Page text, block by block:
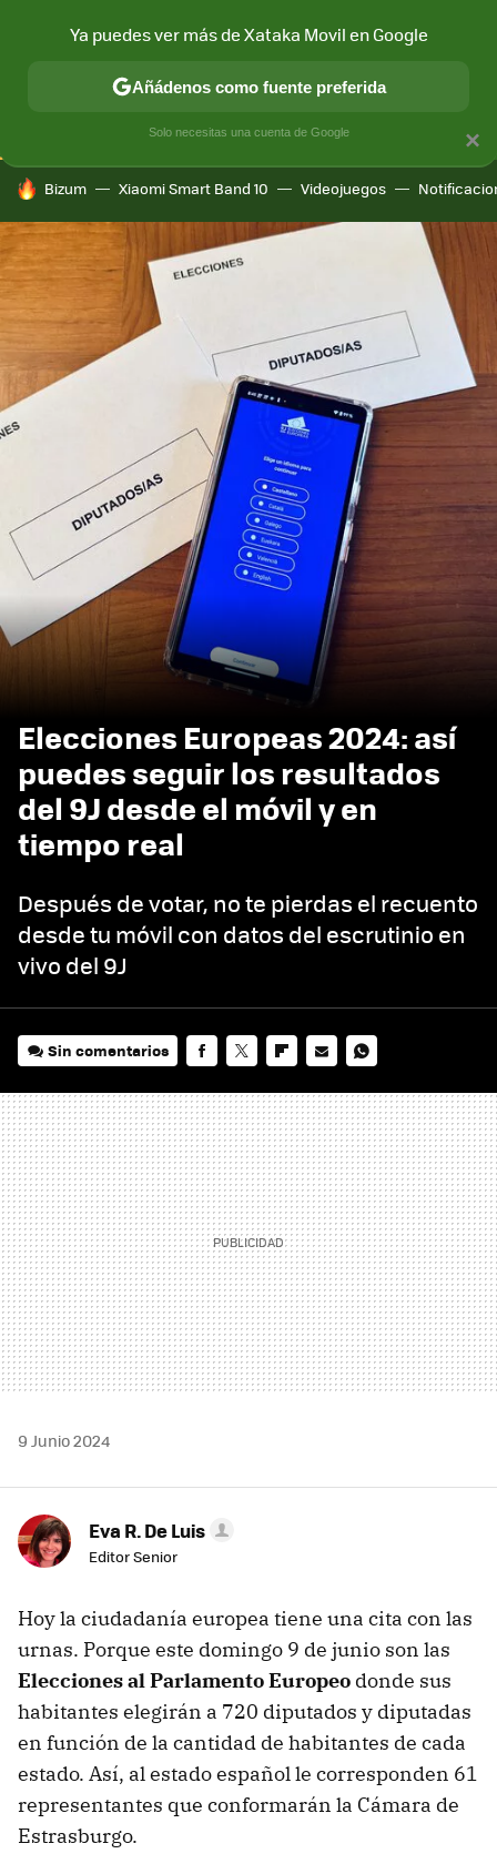
CONECTIVIDAD MÓVIL Y SOCIEDAD APLICACIONES
HOY SE HABLA DE
Bizum Xiaomi Smart Band 10 Videojuegos
Elecciones Europeas 2024: así
puedes seguir los resultados
del 9J desde el móvil y en
tiempo real
Después de votar, no te pierdas el recuento
desde tu móvil con datos del escrutinio en
vivo del 9J
Sin comentarios
MAIL
9 Junio 2024
Eva R. De Luis
Editor Senior
Hoy la ciudadanía europea tiene una cita con las
urnas. Porque este domingo 9 de junio son las
Elecciones al Parlamento Europeo donde sus
habitantes elegirán a 720 diputados y diputadas
en función de la cantidad de habitantes de cada
estado. Así, al estado español le corresponden 61
representantes que conformarán la Cámara de
Estrasburgo.
×
Ya puedes ver más de Xataka Movil en Google
Añádenos como fuente preferida
Solo necesitas una cuenta de Google